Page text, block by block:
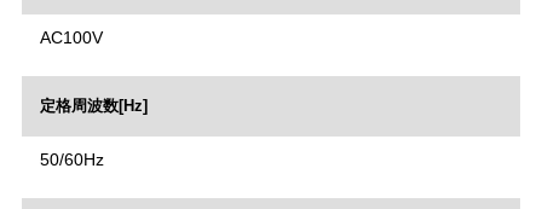
AC100V
定格周波数[Hz]
50/60Hz